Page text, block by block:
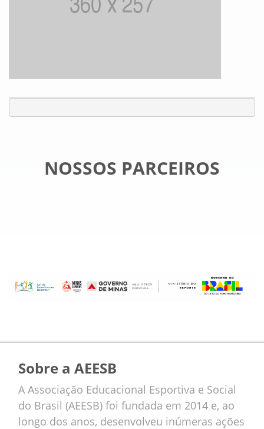
NOSSOS PARCEIROS
Sobre a AEESB
A Associação Educacional Esportiva e Social
do Brasil (AEESB) foi fundada em 2014 e, ao
longo dos anos, desenvolveu inúmeras ações